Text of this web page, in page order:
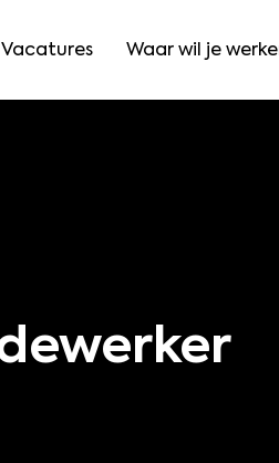
Vacatures Waar wil je